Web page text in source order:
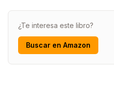
¿Te interesa este libro?
Buscar en Amazon